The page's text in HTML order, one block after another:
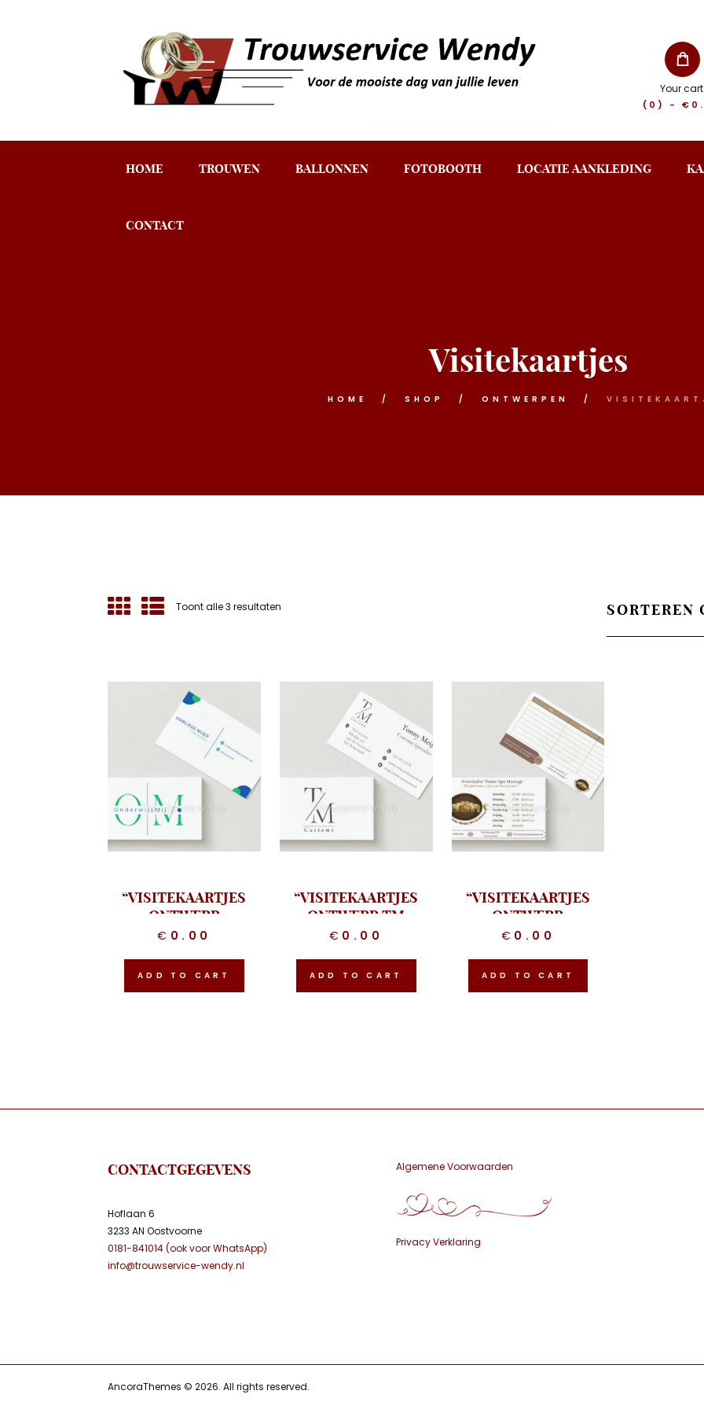
Your
(0) -
HOME TROUWEN BALLONNEN FOTOBOOTH LOCATIE AANKLEDING
CONTACT
Visitekaartjes
HOME SHOP ONTWERPEN
Toont alle 3 resultatenGesorteerd
“VISITEKAARTJES
ONTWERP
ONDERWIJS MIJ”
€ 0.00
ADD TO CART
“VISITEKAARTJES
ONTWERP TM
CUSTOMS”
€ 0.00
ADD TO CART
“VISITEKAARTJES
ONTWERP
WANNAPHA”
€ 0.00
ADD TO CART
CONTACTGEGEVENS
Hoflaan 6
3233 AN Oostvoorne
0181-841014 (ook voor WhatsApp)
info@trouwservice-wendy.nl
Algemene Voorwaarden
Privacy Verklaring
AncoraThemes © 2026. All rights reserved.